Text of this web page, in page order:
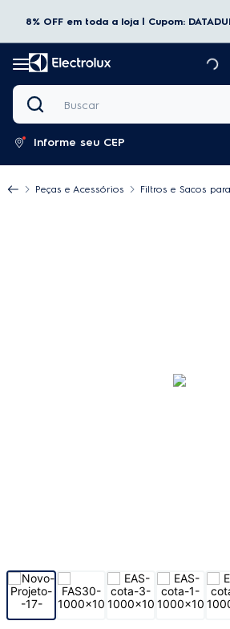
8% OFF em toda a loja | Cupom:
Buscar
Informe seu CEP
Peças e Acessórios Filtros e Sacos